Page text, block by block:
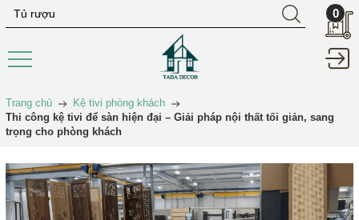
0
Trang chủ
Kệ tivi phòng khách
Thi công kệ tivi để sàn hiện đại – Giải pháp nội thất tối giản, sang
trọng cho phòng khách